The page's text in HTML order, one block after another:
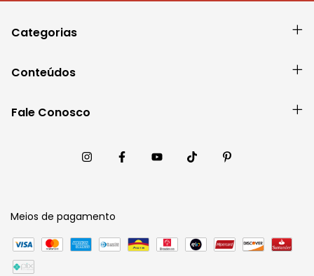
Categorias
Conteúdos
Fale Conosco
Meios de pagamento